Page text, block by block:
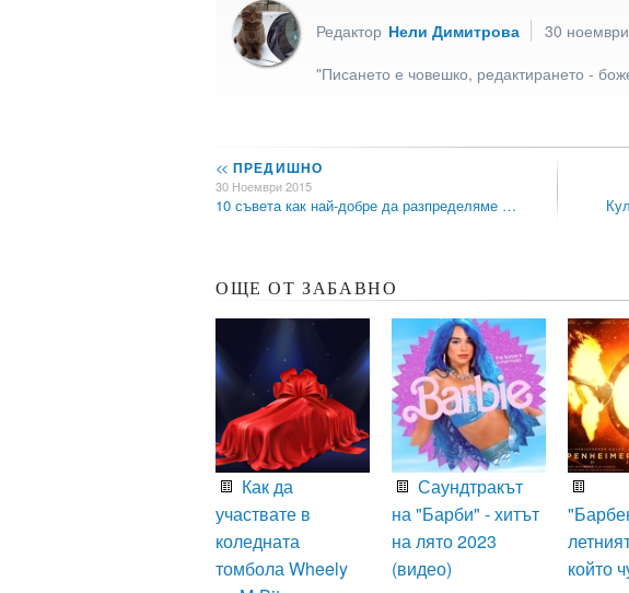
Редактор Нели Димитрова
30
"Писането е човешко, редактирането -
<< ПРЕДИШНО
30 Ноември 2015
10 съвета как най-добре да разпределяме …
ОЩЕ ОТ ЗАБАВНО
Как да
участвате в
коледната
томбола Wheely
Саундтракът
на "Барби" - хитът
на лято 2023
(видео)
който